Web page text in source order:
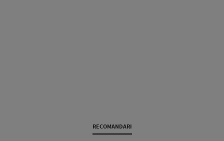
RECOMANDARI